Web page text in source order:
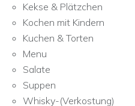
Kekse & Plätzchen
Kochen mit Kindern
Kuchen & Torten
Menu
Salate
Suppen
Whisky-(Verkostung)